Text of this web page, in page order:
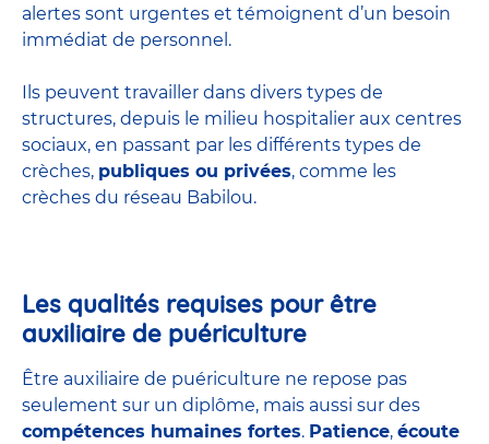
alertes sont urgentes et témoignent d’un besoin
immédiat de personnel.
Ils peuvent travailler dans divers types de
structures, depuis le milieu hospitalier aux centres
sociaux, en passant par les différents types de
crèches, publiques ou privées, comme les
crèches du réseau Babilou.
Les qualités requises pour être
auxiliaire de puériculture
Être auxiliaire de puériculture ne repose pas
seulement sur un diplôme, mais aussi sur des
compétences humaines fortes. Patience, écoute